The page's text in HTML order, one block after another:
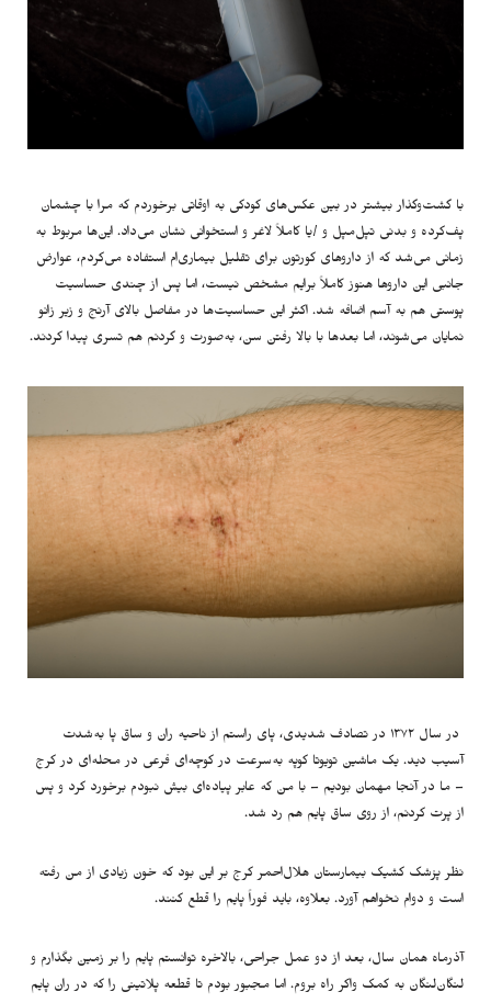
با گشت‌وگذار بیشتر در بین عکس‌های کودکی به اوقاتی برخوردم که مرا با چشمان
پف‌کرده و بدنی تپل‌مپل و /یا کاملاً لاغر و استخوانی نشان می‌داد. این‌ها مربوط به
زمانی می‌شد که از داروهای کورتون برای تقلیل بیماری‌ام استفاده می‌کردم، عوارض
جانبی این داروها هنوز کاملاً برایم مشخص نیست، اما پس از چندی حساسیت
پوستی هم به آسم اضافه شد. اکثر این حساسیت‌ها در مفاصل بالای آرنج و زیر زانو
نمایان می‌شوند، اما بعدها با بالا رفتن سن، به‌صورت و گردنم هم تسری پیدا کردند.
در سال ۱۳۷۲ در تصادف شدیدی، پای راستم از ناحیه ران و ساق پا به‌شدت
آسیب دید. یک ماشین تویوتا کوپه به‌سرعت در کوچه‌ای فرعی در محله‌ای در کرج
– ما در آنجا مهمان بودیم – با من که عابر پیاده‌ای بیش نبودم برخورد کرد و پس
از پرت کردنم، از روی ساق پایم هم رد شد.
نظر پزشک کشیک بیمارستان هلال‌احمر کرج بر این بود که خون زیادی از من رفته
است و دوام نخواهم آورد. بعلاوه، باید فوراً پایم را قطع کنند.
آذرماه همان سال، بعد از دو عمل جراحی، بالاخره توانستم پایم را بر زمین بگذارم و
لنگان‌لنگان به کمک واکر راه بروم. اما مجبور بودم تا قطعه پلاتینی را که در ران پایم